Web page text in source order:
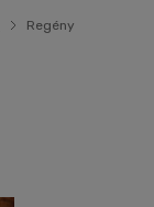
Regény